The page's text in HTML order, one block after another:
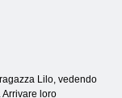
Lilo, vedendo
Arrivare loro